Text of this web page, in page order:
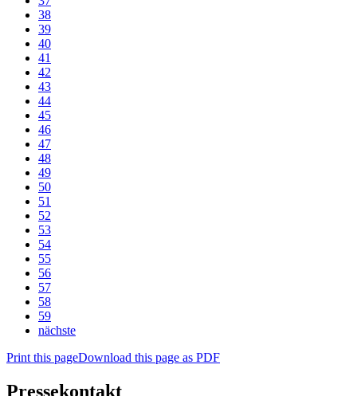
38
39
40
41
42
43
44
45
46
47
48
49
50
51
52
53
54
55
56
57
58
59
nächste
Print this pageDownload this page as PDF
Pressekontakt